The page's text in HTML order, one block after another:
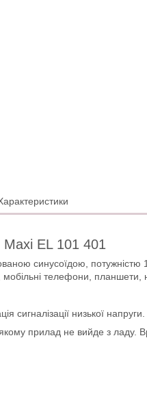
EL 101 401
синусоїдою, потужністю
телефони, планшети,
сигналізації низької напруги.
прилад не вийде з